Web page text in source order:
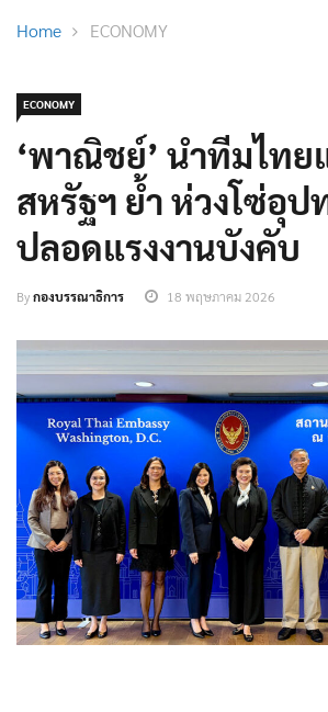
Home ECONOMY
ECONOMY
‘พาณิชย์’ นำทีมไทย
สหรัฐฯ ย้ำ ห่วงโซ่อุป
ปลอดแรงงานบังคับ
Byกองบรรณาธิการ 18 พฤษภาคม 2026